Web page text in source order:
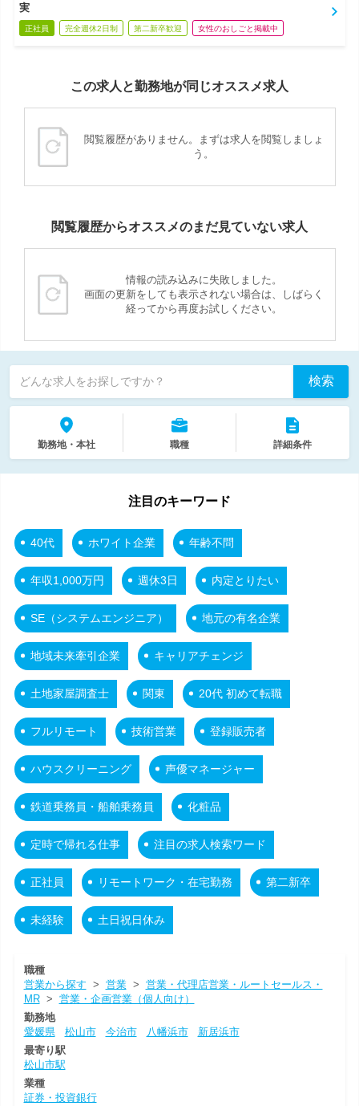
実
正社員 完全週休2日制 第二新卒歓迎 女性のおしごと掲載中
この求人と勤務地が同じオススメ求人
閲覧履歴がありません。まずは求人を閲覧しましょ
う。
閲覧履歴からオススメのまだ見ていない求人
情報の読み込みに失敗しました。
画面の更新をしても表示されない場合は、しばらく
経ってから再度お試しください。
どんな求人をお探しですか？ 検索
勤務地・本社 職種 詳細条件
注目のキーワード
40代 ホワイト企業 年齢不問
年収1,000万円 週休3日 内定とりたい
SE（システムエンジニア） 地元の有名企業
地域未来牽引企業 キャリアチェンジ
土地家屋調査士 関東 20代 初めて転職
フルリモート 技術営業 登録販売者
ハウスクリーニング 声優マネージャー
鉄道乗務員・船舶乗務員 化粧品
定時で帰れる仕事 注目の求人検索ワード
正社員 リモートワーク・在宅勤務 第二新卒
未経験 土日祝日休み
職種
営業から探す > 営業> 営業・代理店営業・ルートセールス・
MR> 営業・企画営業（個人向け）
勤務地
愛媛県
松山市 今治市 八幡浜市
新居浜市
最寄り駅
松山市駅
業種
証券・投資銀行